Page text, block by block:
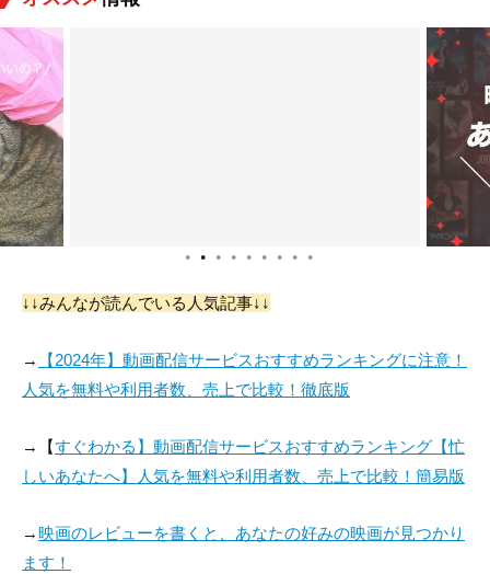
● ● ● ● ● ● ● ● ●
↓↓みんなが読んでいる人気記事↓↓
→
【2024年】動画配信サービスおすすめランキングに注意！
人気を無料や利用者数、売上で比較！徹底版
→【すぐわかる】動画配信サービスおすすめランキング【忙
しいあなたへ】人気を無料や利用者数、売上で比較！簡易版
→映画のレビューを書くと、あなたの好みの映画が見つかり
ます！